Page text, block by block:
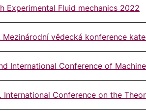
Experimental Fluid mechanics 2022
Mezinárodní vědecká konference
International Conference of
International Conference on the